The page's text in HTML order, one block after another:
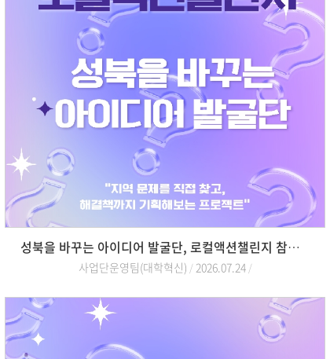
성북을 바꾸는 아이디어 발굴단, 로컬액션챌린지 참여자 모집
사업단운영팀(대학혁신) 2026.07.24